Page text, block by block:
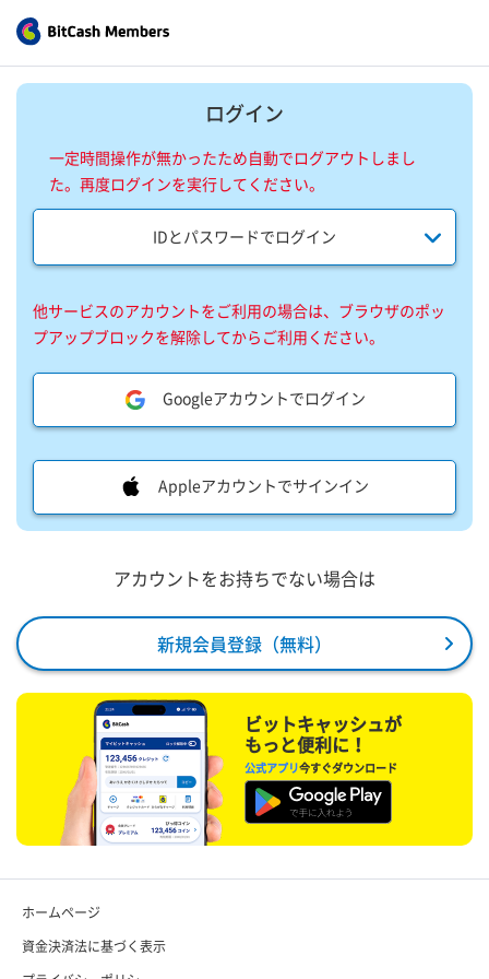
ログイン
一定時間操作が無かったため自動でログアウトしまし
た。再度ログインを実行してください。
IDとパスワードでログイン
他サービスのアカウントをご利用の場合は、ブラウザのポッ
プアップブロックを解除してからご利用ください。
Googleアカウントでログイン
Appleアカウントでサインイン
アカウントをお持ちでない場合は
新規会員登録（無料）
ビットキャッシュが
もっと便利に！
公式アプリ今すぐダウンロード
ホームページ
資金決済法に基づく表示